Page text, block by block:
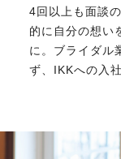
4回以上も面談
的に自分の想い
に。ブライダル
ず、IKKへの入